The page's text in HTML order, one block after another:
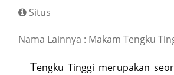
Situs
Nama Lainnya : Makam Tengku
Tengku Tinggi merupakan